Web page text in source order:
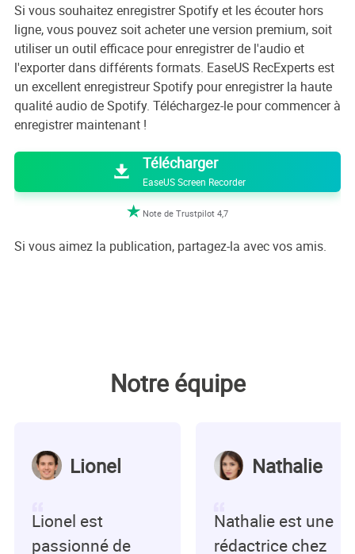
Si vous souhaitez enregistrer Spotify et les écouter hors
ligne, vous pouvez soit acheter une version premium, soit
utiliser un outil efficace pour enregistrer de l'audio et
l'exporter dans différents formats. EaseUS RecExperts est
un excellent enregistreur Spotify pour enregistrer la haute
qualité audio de Spotify. Téléchargez-le pour commencer à
enregistrer maintenant !

 Télécharger
EaseUS Screen Recorder
 Note de Trustpilot 4,7
Si vous aimez la publication, partagez-la avec vos amis.
Notre équipe
Lionel
Lionel est
passionné de
Nathalie
Nathalie est une
rédactrice chez